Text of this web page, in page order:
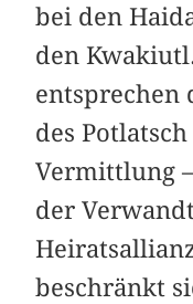
bei den
den
entsprechen
des
Vermittlung
der
beschränkt